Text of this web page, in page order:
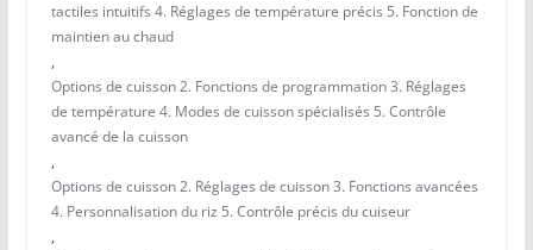
tactiles intuitifs 4. Réglages de température précis 5. Fonction de
maintien au chaud
,
Options de cuisson 2. Fonctions de programmation 3. Réglages
de température 4. Modes de cuisson spécialisés 5. Contrôle
avancé de la cuisson
,
Options de cuisson 2. Réglages de cuisson 3. Fonctions avancées
4. Personnalisation du riz 5. Contrôle précis du cuiseur
,